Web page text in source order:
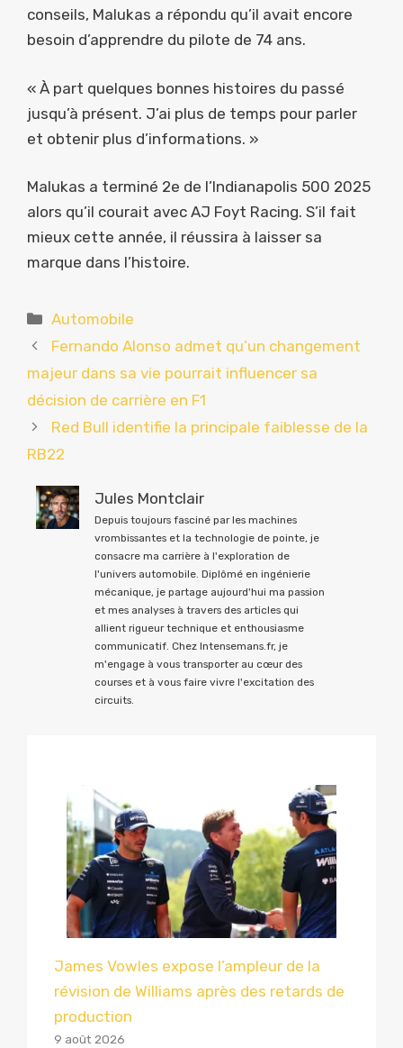
conseils, Malukas a répondu qu’il avait encore
besoin d’apprendre du pilote de 74 ans.
« À part quelques bonnes histoires du passé
jusqu’à présent. J’ai plus de temps pour parler
et obtenir plus d’informations. »
Malukas a terminé 2e de l’Indianapolis 500 2025
alors qu’il courait avec AJ Foyt Racing. S’il fait
mieux cette année, il réussira à laisser sa
marque dans l’histoire.
Catégories
Automobile
Fernando Alonso admet qu’un changement
majeur dans sa vie pourrait influencer sa
décision de carrière en F1
Red Bull identifie la principale faiblesse de la
RB22
Jules Montclair
Depuis toujours fasciné par les machines
vrombissantes et la technologie de pointe, je
consacre ma carrière à l'exploration de
l'univers automobile. Diplômé en ingénierie
mécanique, je partage aujourd'hui ma passion
et mes analyses à travers des articles qui
allient rigueur technique et enthousiasme
communicatif. Chez Intensemans.fr, je
m'engage à vous transporter au cœur des
courses et à vous faire vivre l'excitation des
circuits.
James Vowles expose l’ampleur de la
révision de Williams après des retards de
production
9 août 2026